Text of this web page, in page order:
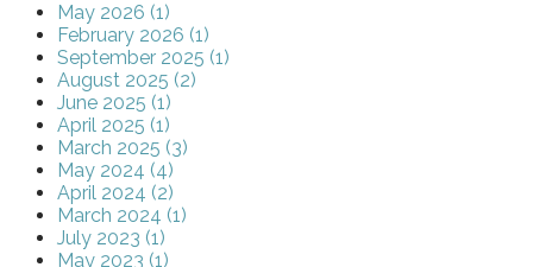
May 2026 (1)
February 2026 (1)
September 2025 (1)
August 2025 (2)
June 2025 (1)
April 2025 (1)
March 2025 (3)
May 2024 (4)
April 2024 (2)
March 2024 (1)
July 2023 (1)
May 2023 (1)